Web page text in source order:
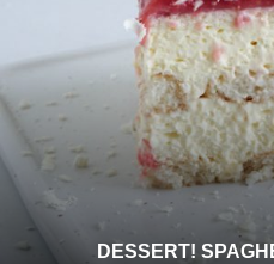
DESSERT!